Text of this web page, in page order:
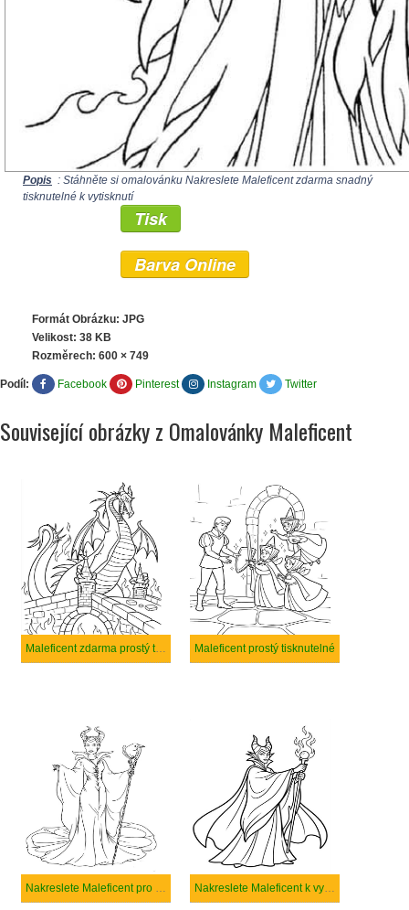
Popis : Stáhněte si omalovánku Nakreslete Maleficent zdarma snadný
tisknutelné k vytisknutí
Tisk
Barva Online
Formát Obrázku: JPG
Velikost: 38 KB
Rozměrech: 600 × 749
Podíl: Facebook Pinterest Instagram Twitter
Související obrázky z Omalovánky Maleficent
Maleficent zdarma prostý tisknutelné Maleficent prostý tisknutelné
Nakreslete Maleficent pro děti Nakreslete Maleficent k vytisknutí